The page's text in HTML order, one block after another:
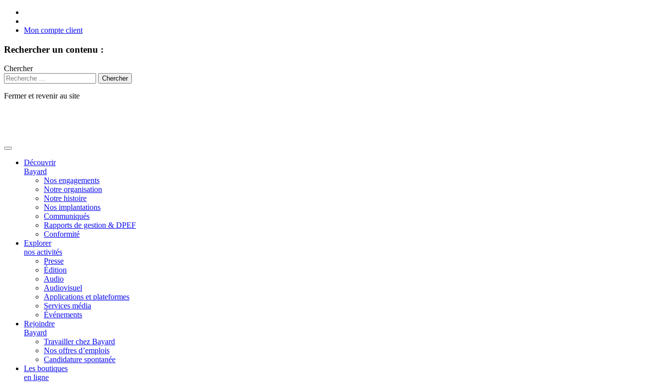
Mon compte client
Rechercher un contenu :
Chercher
Fermer et revenir au site
Découvrir
Bayard
Nos engagements
Notre organisation
Notre histoire
Nos implantations
Communiqués
Rapports de gestion & DPEF
Conformité
Explorer
nos activités
Presse
Édition
Audio
Audiovisuel
Applications et plateformes
Services média
Événements
Rejoindre
Bayard
Travailler chez Bayard
Nos offres d’emplois
Candidature spontanée
Les boutiques
en ligne